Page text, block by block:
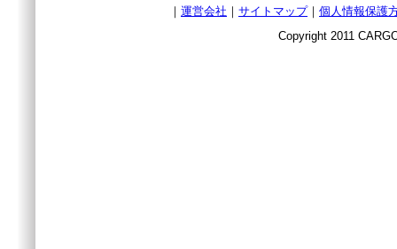
｜ 運営会社 ｜ サイトマップ｜ 個人情報保護
Copyright 2011